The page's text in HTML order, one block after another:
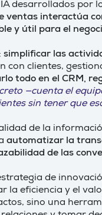
desarrollados por
ventas interactúa
y útil para el
simplificar las
con clientes,
todo en el CRM,
—cuenta el
sin tener que
de la
automatizar la
de las
de
la eficiencia y el
sino una